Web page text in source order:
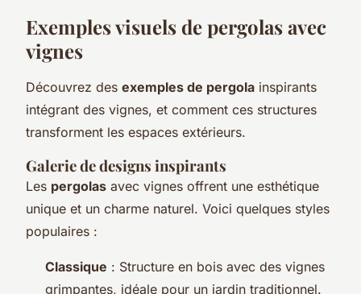
Exemples visuels de pergolas avec
vignes
Découvrez des exemples de pergola inspirants
intégrant des vignes, et comment ces structures
transforment les espaces extérieurs.
Galerie de designs inspirants
Les pergolas avec vignes offrent une esthétique
unique et un charme naturel. Voici quelques styles
populaires :
Classique : Structure en bois avec des vignes
grimpantes, idéale pour un jardin traditionnel.